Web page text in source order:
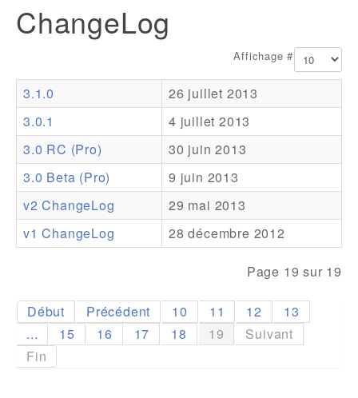
Documentation
Ressources
Addons
Theme Packs
Translation Packs
Support
ChangeLog
Affichage #
3.1.0
26 juillet 2013
3.0.1
4 juillet 2013
3.0 RC (Pro)
30 juin 2013
3.0 Beta (Pro)
9 juin 2013
v2 ChangeLog
29 mai 2013
v1 ChangeLog
28 décembre 2012
Page 19 sur 19
Début Précédent 10 11 12
13
...
15 16 17 18 19
Suivant
Fin